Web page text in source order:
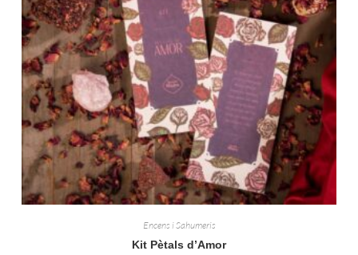
Encens i Sahumeris
Kit Pètals d’Amor